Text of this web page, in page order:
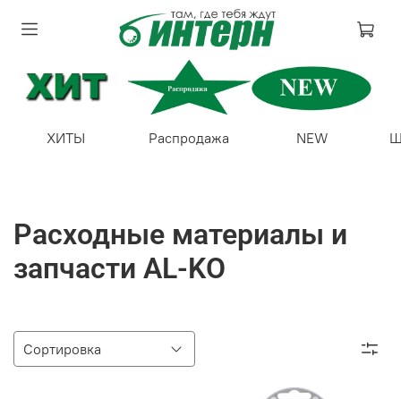
ХИТЫ Распродажа NEW
Расходные материалы и
запчасти AL-KO